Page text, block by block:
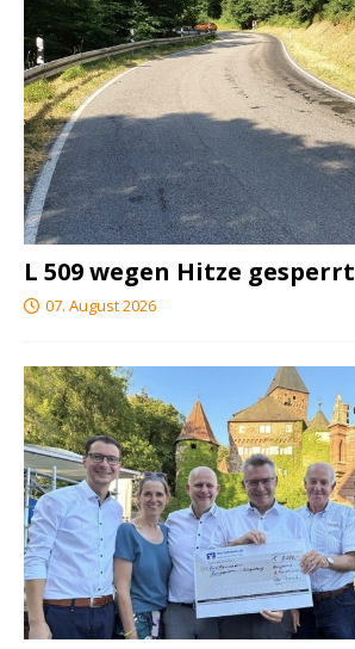
L 509 wegen Hitze gesperrt
07. August 2026